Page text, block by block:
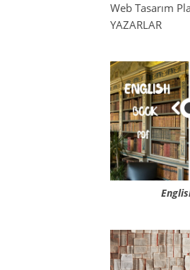
Web Tasarım
YAZARLAR